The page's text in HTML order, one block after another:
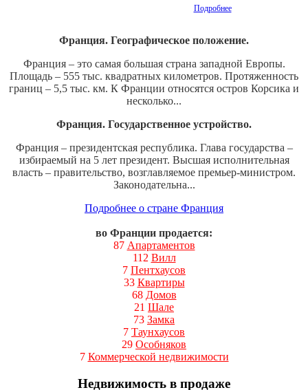
Подробнее
Франция. Географическое положение.
Франция – это самая большая страна западной Европы.
Площадь – 555 тыс. квадратных километров. Протяженность
границ – 5,5 тыс. км. К Франции относятся остров Корсика и
несколько...
Франция. Государственное устройство.
Франция – президентская республика. Глава государства –
избираемый на 5 лет президент. Высшая исполнительная
власть – правительство, возглавляемое премьер-министром.
Законодательна...
Подробнее о стране Франция
во Франции продается:
87 Апартаментов
112 Вилл
7 Пентхаусов
33 Квартиры
68 Домов
21 Шале
73 Замка
7 Таунхаусов
29 Особняков
7 Коммерческой недвижимости
Недвижимость в продаже